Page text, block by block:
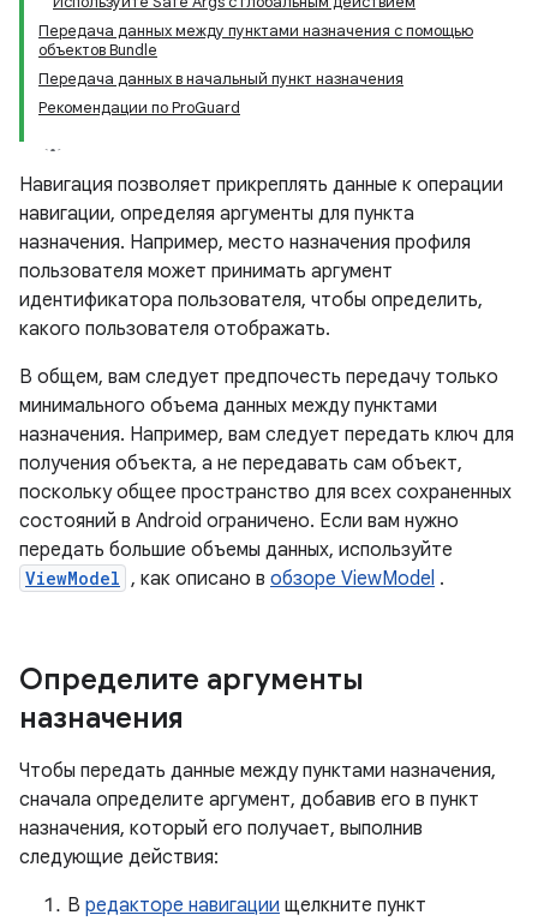
Передача данных между пунктами назначения с помощью
объектов Bundle
Передача данных в начальный пункт назначения
Рекомендации по ProGuard
Навигация позволяет прикреплять данные к операции
навигации, определяя аргументы для пункта
назначения. Например, место назначения профиля
пользователя может принимать аргумент
идентификатора пользователя, чтобы определить,
какого пользователя отображать.
В общем, вам следует предпочесть передачу только
минимального объема данных между пунктами
назначения. Например, вам следует передать ключ для
получения объекта, а не передавать сам объект,
поскольку общее пространство для всех сохраненных
состояний в Android ограничено. Если вам нужно
передать большие объемы данных, используйте
ViewModel , как описано в обзоре ViewModel .
Определите аргументы
назначения
Чтобы передать данные между пунктами назначения,
сначала определите аргумент, добавив его в пункт
назначения, который его получает, выполнив
следующие действия:
В редакторе навигации щелкните пункт